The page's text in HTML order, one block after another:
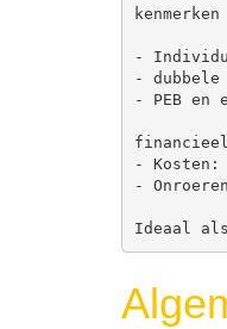
kenmerken
-
- dubbele
- PEB
financieel
- Kosten:
-
Ideaal